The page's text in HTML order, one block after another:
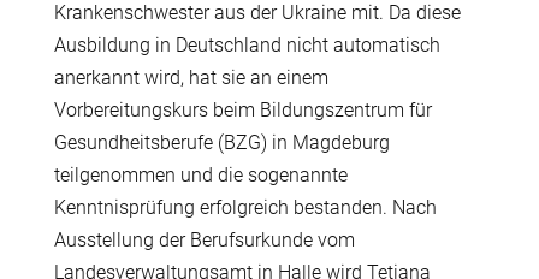
Krankenschwester aus der Ukraine mit. Da diese
Ausbildung in Deutschland nicht automatisch
anerkannt wird, hat sie an einem
Vorbereitungskurs beim Bildungszentrum für
Gesundheitsberufe (BZG) in Magdeburg
teilgenommen und die sogenannte
Kenntnisprüfung erfolgreich bestanden. Nach
Ausstellung der Berufsurkunde vom
Landesverwaltungsamt in Halle wird Tetiana